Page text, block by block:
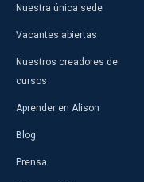
Nuestra única sede
Vacantes abiertas
Nuestros creadores de
cursos
Aprender en Alison
Blog
Prensa